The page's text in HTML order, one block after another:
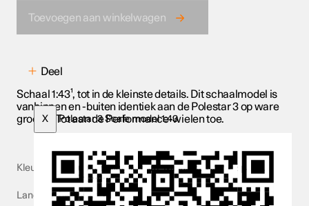
Toevoegen aan winkelwagen
Deel
X Polestar 3 Scale model 1:43
Schaal 1:43¹, tot in de kleinste details. Dit schaalmodel is
vanbinnen en -buiten identiek aan de Polestar 3 op ware
grootte. Tot aan de Performance-wielen toe.
Kleur
Jupiter, Magnesium, Midnight, Snow, Space,
Thunder
Land van herkomst China